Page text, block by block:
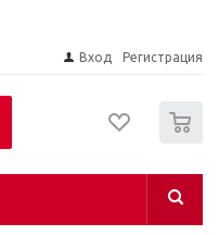
Вход Регистрация